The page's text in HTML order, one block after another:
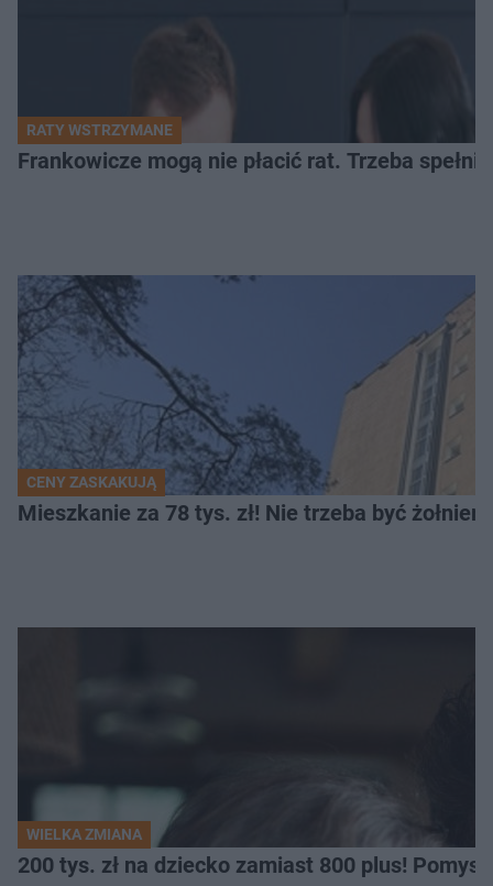
RATY WSTRZYMANE
Frankowicze mogą nie płacić rat. Trzeba
CENY ZASKAKUJĄ
Mieszkanie za 78 tys. zł! Nie trzeba być
WIELKA ZMIANA
200 tys. zł na dziecko zamiast 800 plus!